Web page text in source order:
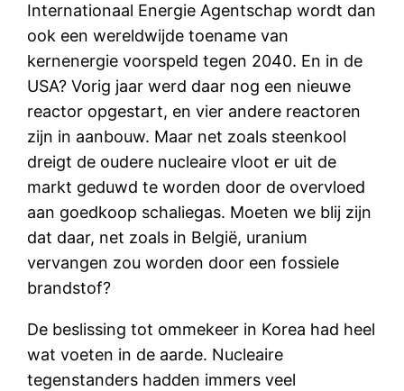
Internationaal Energie Agentschap wordt dan
ook een wereldwijde toename van
kernenergie voorspeld tegen 2040. En in de
USA? Vorig jaar werd daar nog een nieuwe
reactor opgestart, en vier andere reactoren
zijn in aanbouw. Maar net zoals steenkool
dreigt de oudere nucleaire vloot er uit de
markt geduwd te worden door de overvloed
aan goedkoop schaliegas. Moeten we blij zijn
dat daar, net zoals in België, uranium
vervangen zou worden door een fossiele
brandstof?
De beslissing tot ommekeer in Korea had heel
wat voeten in de aarde. Nucleaire
tegenstanders hadden immers veel